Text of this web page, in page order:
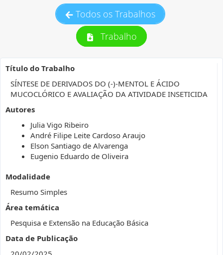
Todos os Trabalhos
Trabalho
Título do Trabalho
SÍNTESE DE DERIVADOS DO (-)-MENTOL E ÁCIDO
MUCOCLÓRICO E AVALIAÇÃO DA ATIVIDADE INSETICIDA
Autores
Julia Vigo Ribeiro
André Filipe Leite Cardoso Araujo
Elson Santiago de Alvarenga
Eugenio Eduardo de Oliveira
Modalidade
Resumo Simples
Área temática
Pesquisa e Extensão na Educação Básica
Data de Publicação